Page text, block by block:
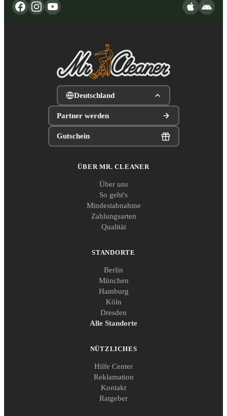
Deutschland
Partner werden
Gutschein
ÜBER MR. CLEANER
Über uns
So geht's
Mindestabnahme
Zahlungsarten
Qualität
STANDORTE
Berlin
München
Hamburg
Köln
Dresden
Alle Standorte
NÜTZLICHES
Hilfe Center
Reklamation
Kontakt
Ratgeber